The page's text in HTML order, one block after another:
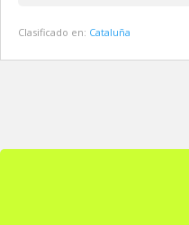
Clasificado en: Cataluña